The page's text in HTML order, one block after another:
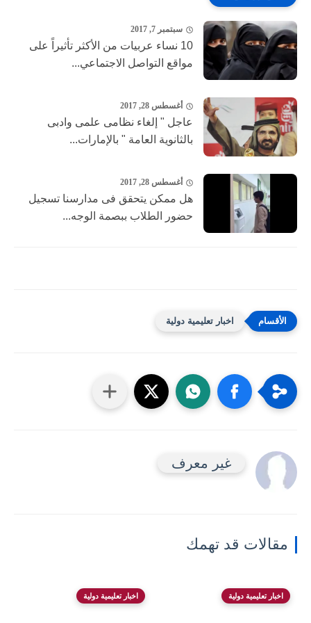
سبتمبر 7, 2017
10 نساء عربيات من الأكثر تأثيراً على
مواقع التواصل الاجتماعي...
أغسطس 28, 2017
عاجل " إلغاء نظامى علمى وادبى
بالثانوية العامة " بالإمارات...
أغسطس 28, 2017
هل ممكن يتحقق فى مدارسنا تسجيل
حضور الطلاب ببصمة الوجه...
اخبار تعليمية دولية
غير معرف
مقالات قد تهمك
اخبار تعليمية دولية اخبار تعليمية دولية